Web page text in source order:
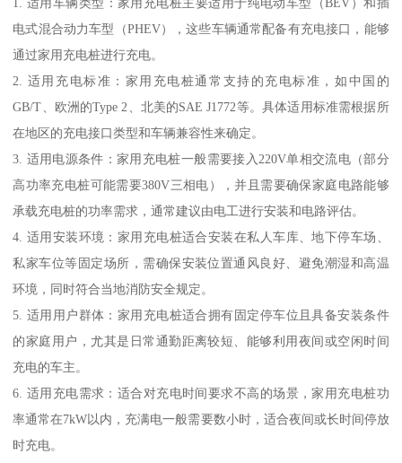
1. 适用车辆类型：家用充电桩主要适用于纯电动车型（BEV）和插
电式混合动力车型（PHEV），这些车辆通常配备有充电接口，能够
通过家用充电桩进行充电。
2. 适用充电标准：家用充电桩通常支持的充电标准，如中国的
GB/T、欧洲的Type 2、北美的SAE J1772等。具体适用标准需根据所
在地区的充电接口类型和车辆兼容性来确定。
3. 适用电源条件：家用充电桩一般需要接入220V单相交流电（部分
高功率充电桩可能需要380V三相电），并且需要确保家庭电路能够
承载充电桩的功率需求，通常建议由电工进行安装和电路评估。
4. 适用安装环境：家用充电桩适合安装在私人车库、地下停车场、
私家车位等固定场所，需确保安装位置通风良好、避免潮湿和高温
环境，同时符合当地消防安全规定。
5. 适用用户群体：家用充电桩适合拥有固定停车位且具备安装条件
的家庭用户，尤其是日常通勤距离较短、能够利用夜间或空闲时间
充电的车主。
6. 适用充电需求：适合对充电时间要求不高的场景，家用充电桩功
率通常在7kW以内，充满电一般需要数小时，适合夜间或长时间停放
时充电。